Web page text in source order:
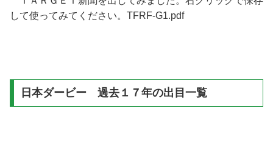
して使ってみてください。TFRF-G1.pdf
日本ダービー 過去１７年の出目一覧